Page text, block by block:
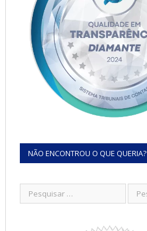
NÃO ENCONTROU O QUE QUERIA?